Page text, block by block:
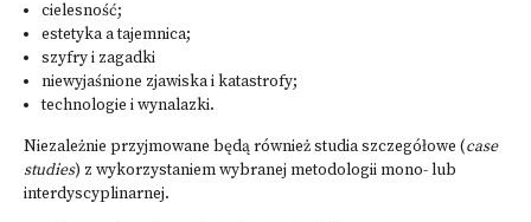
cielesność;
estetyka a tajemnica;
szyfry i zagadki
niewyjaśnione zjawiska i katastrofy;
technologie i wynalazki.
Niezależnie przyjmowane będą również studia szczegółowe (case
studies) z wykorzystaniem wybranej metodologii mono- lub
interdyscyplinarnej.